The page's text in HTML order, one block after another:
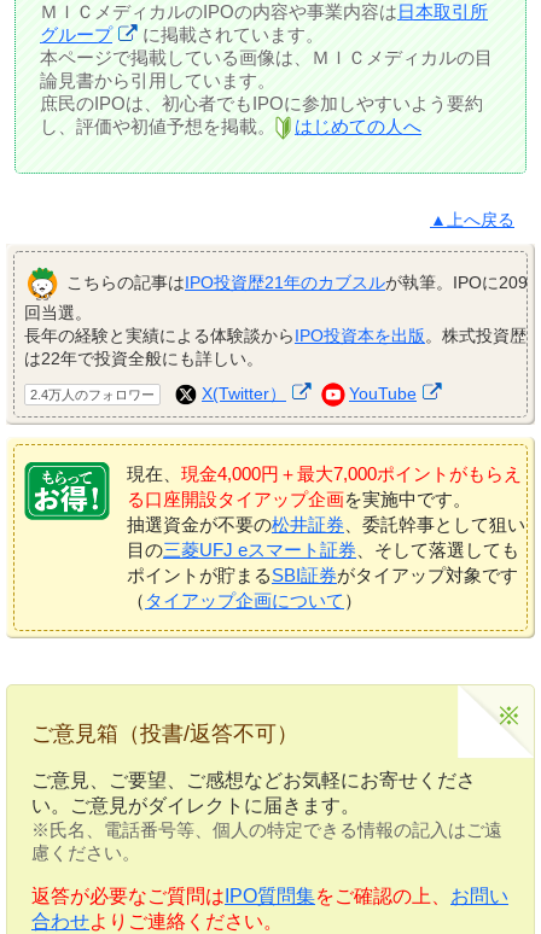
ＭＩＣメディカルのIPOの内容や事業内容は日本取引所
グループ
に掲載されています。
本ページで掲載している画像は、ＭＩＣメディカルの目
論見書から引用しています。
庶民のIPOは、初心者でもIPOに参加しやすいよう要約
し、評価や初値予想を掲載。
はじめての人へ
▲上へ戻る
こちらの記事はIPO投資歴21年のカブスルが執筆。IPOに209
回当選。
長年の経験と実績による体験談からIPO投資本を出版。株式投資歴
は22年で投資全般にも詳しい。
2.4万人のフォロワー X(Twitter） YouTube
現在、 現金4,000円＋最大7,000ポイントがもらえ
る口座開設タイアップ企画を実施中です。
抽選資金が不要の松井証券 、委託幹事として狙い
目の三菱UFJ eスマート証券 、そして落選しても
ポイントが貯まるSBI証券がタイアップ対象です
（ タイアップ企画について ）
ご意見箱（投書/返答不可）
ご意見、ご要望、ご感想などお気軽にお寄せくださ
い。ご意見がダイレクトに届きます。
※氏名、電話番号等、個人の特定できる情報の記入はご遠
慮ください。
返答が必要なご質問は IPO質問集をご確認の上、 お問い
合わせよりご連絡ください。